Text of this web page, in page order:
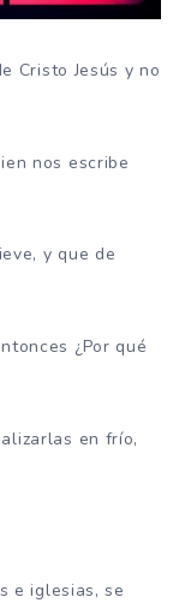
Cristo Jesús y no
nos escribe
y que de
¿Por qué
en frío,
e iglesias, se